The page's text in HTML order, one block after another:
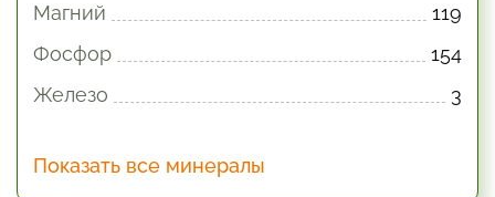
Магний
119
Фосфор
154
Железо
3
Показать все минералы